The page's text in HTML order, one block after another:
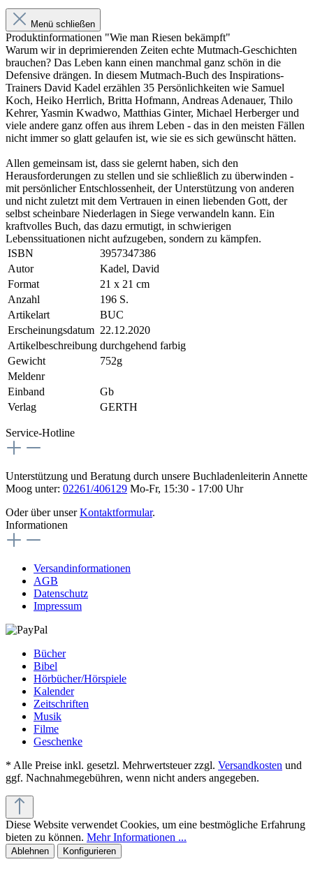
Menü schließen
Produktinformationen "Wie man Riesen bekämpft"
Warum wir in deprimierenden Zeiten echte Mutmach-Geschichten
brauchen? Das Leben kann einen manchmal ganz schön in die
Defensive drängen. In diesem Mutmach-Buch des Inspirations-
Trainers David Kadel erzählen 35 Persönlichkeiten wie Samuel
Koch, Heiko Herrlich, Britta Hofmann, Andreas Adenauer, Thilo
Kehrer, Yasmin Kwadwo, Matthias Ginter, Michael Herberger und
viele andere ganz offen aus ihrem Leben - das in den meisten Fällen
nicht immer so glatt gelaufen ist, wie sie es sich gewünscht hätten.
Allen gemeinsam ist, dass sie gelernt haben, sich den
Herausforderungen zu stellen und sie schließlich zu überwinden -
mit persönlicher Entschlossenheit, der Unterstützung von anderen
und nicht zuletzt mit dem Vertrauen in einen liebenden Gott, der
selbst scheinbare Niederlagen in Siege verwandeln kann. Ein
kraftvolles Buch, das dazu ermutigt, in schwierigen
Lebenssituationen nicht aufzugeben, sondern zu kämpfen.
ISBN
3957347386
Autor
Kadel, David
Format
21 x 21 cm
Anzahl
196 S.
Artikelart
BUC
Erscheinungsdatum 22.12.2020
Artikelbeschreibung durchgehend farbig
Gewicht
752g
Meldenr
Einband
Gb
Verlag
GERTH
Service-Hotline
Unterstützung und Beratung durch unsere Buchladenleiterin Annette
Moog unter: 02261/406129 Mo-Fr, 15:30 - 17:00 Uhr
Oder über unserKontaktformular.
Informationen
Versandinformationen
AGB
Datenschutz
Impressum
Bücher
Bibel
Hörbücher/Hörspiele
Kalender
Zeitschriften
Musik
Filme
Geschenke
* Alle Preise inkl. gesetzl. Mehrwertsteuer zzgl. Versandkosten und
ggf. Nachnahmegebühren, wenn nicht anders angegeben.
Diese Website verwendet Cookies, um eine bestmögliche Erfahrung
bieten zu können. Mehr Informationen ...
Ablehnen Konfigurieren